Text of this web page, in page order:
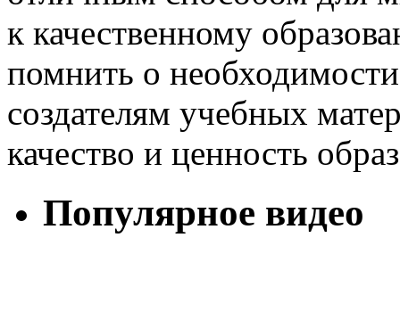
к качественному
помнить о
создателям учебных
качество и ценность
Популярное видео